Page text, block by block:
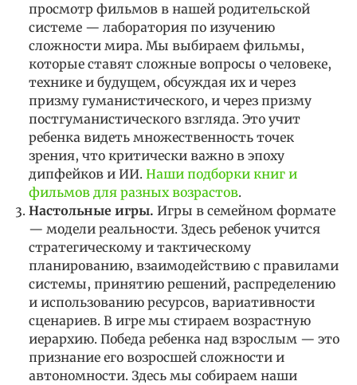
просмотр фильмов в нашей родительской
системе — лаборатория по изучению
сложности мира. Мы выбираем фильмы,
которые ставят сложные вопросы о человеке,
технике и будущем, обсуждая их и через
призму гуманистического, и через призму
постгуманистического взгляда. Это учит
ребенка видеть множественность точек
зрения, что критически важно в эпоху
дипфейков и ИИ. Наши подборки книг и
фильмов для разных возрастов.
Настольные игры. Игры в семейном формате
— модели реальности. Здесь ребенок учится
стратегическому и тактическому
планированию, взаимодействию с правилами
системы, принятию решений, распределению
и использованию ресурсов, вариативности
сценариев. В игре мы стираем возрастную
иерархию. Победа ребенка над взрослым — это
признание его возросшей сложности и
автономности. Здесь мы собираем наши